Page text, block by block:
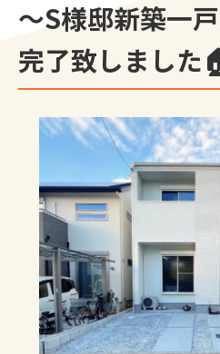
～S様邸新築一
完了致しました